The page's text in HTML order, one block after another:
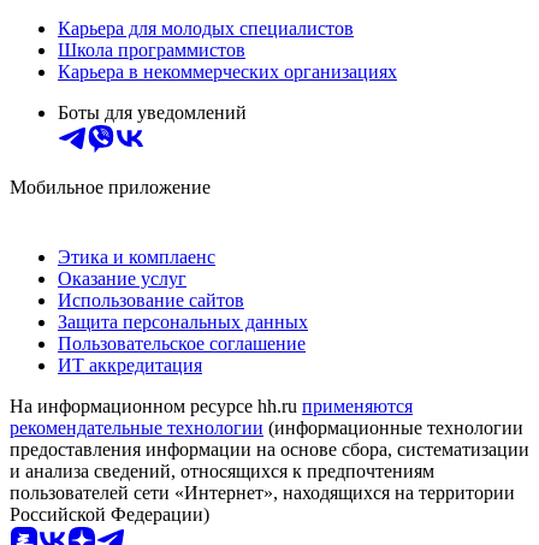
Карьера для молодых специалистов
Школа программистов
Карьера в некоммерческих организациях
Боты для уведомлений
Мобильное приложение
Этика и комплаенс
Оказание услуг
Использование сайтов
Защита персональных данных
Пользовательское соглашение
ИТ аккредитация
На информационном ресурсе hh.ru применяются
рекомендательные технологии (информационные технологии
предоставления информации на основе сбора, систематизации
и анализа сведений, относящихся к предпочтениям
пользователей сети «Интернет», находящихся на территории
Российской Федерации)